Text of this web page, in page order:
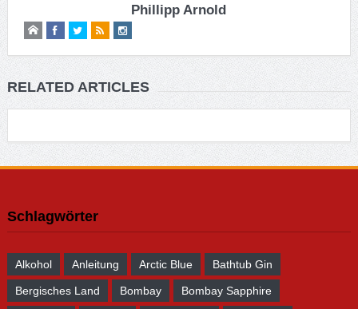
Phillipp Arnold
RELATED ARTICLES
Schlagwörter
Alkohol Anleitung Arctic Blue Bathtub Gin
Bergisches Land Bombay Bombay Sapphire